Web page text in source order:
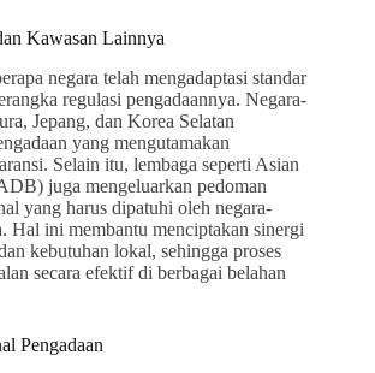
Kawasan Lainnya
negara telah mengadaptasi standar
regulasi pengadaannya. Negara-
Jepang, dan Korea Selatan
yang mengutamakan
Selain itu, lembaga seperti Asian
juga mengeluarkan pedoman
yang harus dipatuhi oleh negara-
Hal ini membantu menciptakan sinergi
kebutuhan lokal, sehingga proses
secara efektif di berbagai belahan
Pengadaan